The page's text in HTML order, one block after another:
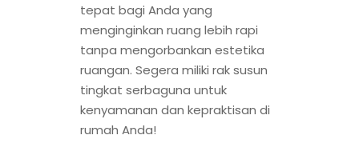
tepat bagi Anda yang
menginginkan ruang lebih rapi
tanpa mengorbankan estetika
ruangan. Segera miliki rak susun
tingkat serbaguna untuk
kenyamanan dan kepraktisan di
rumah Anda!